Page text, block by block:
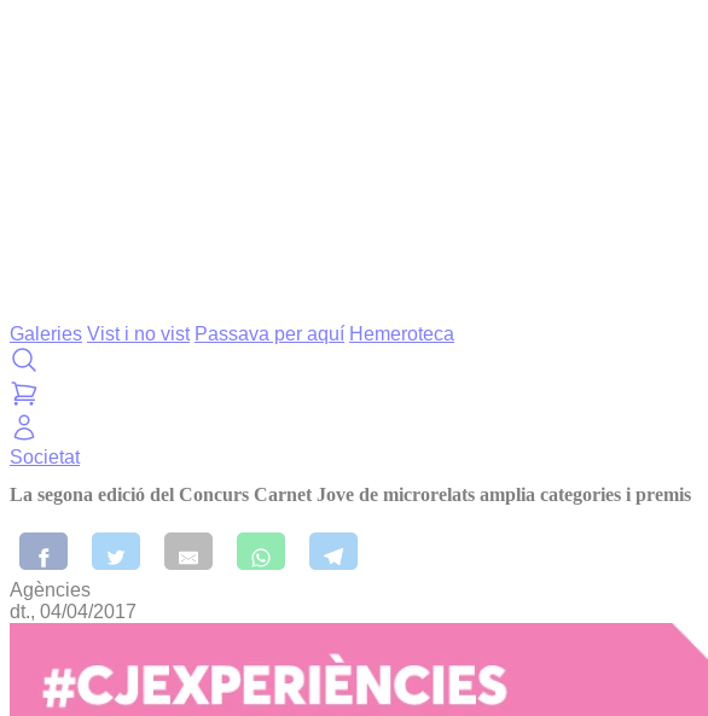
Galeries Vist i no vist Passava per aquí Hemeroteca
Societat
La segona edició del Concurs Carnet Jove de microrelats amplia categories i premis
Agències
dt., 04/04/2017